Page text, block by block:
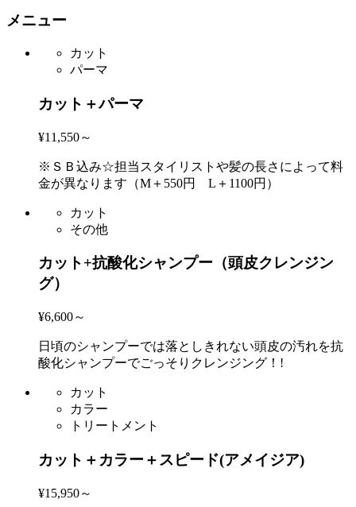
メニュー
カット
パーマ
カット＋パーマ
¥11,550～
※ＳＢ込み☆担当スタイリストや髪の長さによって料
金が異なります（M＋550円 L＋1100円）
カット
その他
カット+抗酸化シャンプー（頭皮クレンジン
グ）
¥6,600～
日頃のシャンプーでは落としきれない頭皮の汚れを抗
酸化シャンプーでごっそりクレンジング！!
カット
カラー
トリートメント
カット＋カラー＋スピード(アメイジア)
¥15,950～